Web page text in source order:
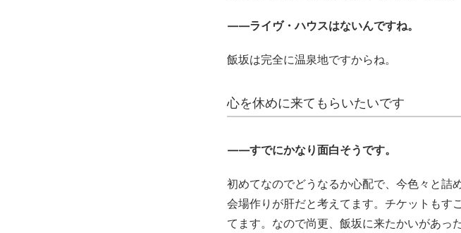
——ライヴ・ハウスはないんですね。
飯坂は完全に温泉地ですからね。
心を休めに来てもらいたいです
——すでにかなり面白そうです。
初めてなのでどうなるか心配で、今色々と詰
会場作りが肝だと考えてます。チケットもす
てます。なので尚更、飯坂に来たかいがあっ